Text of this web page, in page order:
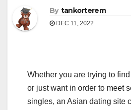
By tankorterem
DEC 11, 2022
Whether you are trying to
or just want in order to meet
singles, an Asian dating site